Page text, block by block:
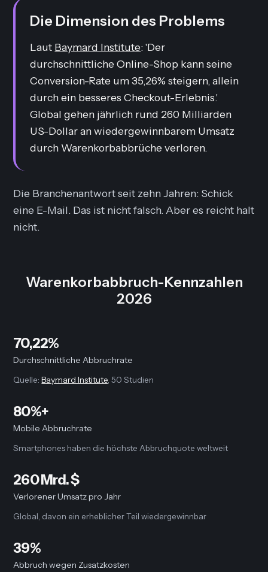
Die Dimension des Problems
Laut Baymard Institute: 'Der
durchschnittliche Online-Shop kann seine
Conversion-Rate um 35,26% steigern, allein
durch ein besseres Checkout-Erlebnis.'
Global gehen jährlich rund 260 Milliarden
US-Dollar an wiedergewinnbarem Umsatz
durch Warenkorbabbrüche verloren.
Die Branchenantwort seit zehn Jahren: Schick
eine E-Mail. Das ist nicht falsch. Aber es reicht halt
nicht.
Warenkorbabbruch-Kennzahlen
2026
70,22%
Durchschnittliche Abbruchrate
Quelle:Baymard Institute , 50 Studien
80%+
Mobile Abbruchrate
Smartphones haben die höchste Abbruchquote weltweit
260 Mrd. $
Verlorener Umsatz pro Jahr
Global, davon ein erheblicher Teil wiedergewinnbar
39%
Abbruch wegen Zusatzkosten